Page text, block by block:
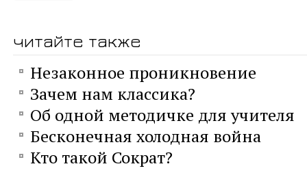
читайте также
Незаконное проникновение
Зачем нам классика?
Об одной методичке для учителя
Бесконечная холодная война
Кто такой Сократ?